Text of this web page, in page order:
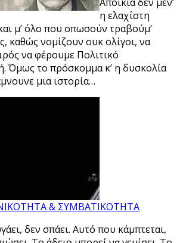
η ελαχίστη
μ’ όλο που οπωσούν τραβούμ’
καθώς νομίζουν ουκ ολίγοι, να
να φέρουμε Πολιτικό
Όμως το πρόσκομμα κ’ η δυσκολία
μια ιστορία…
& ΣΥΜΒΑΤΙΚΟΤΗΤΑ
δεν σπάει. Αυτό που κάμπτεται,